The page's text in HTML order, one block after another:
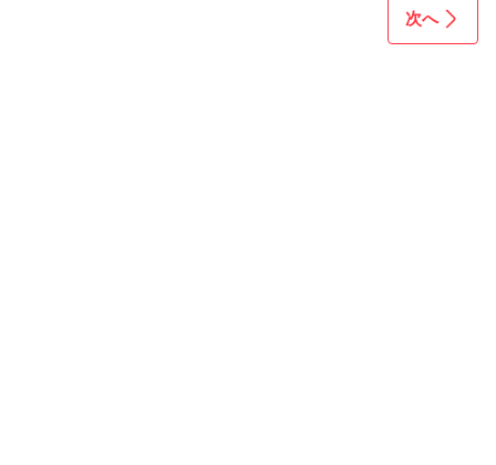
金具 グレー M 0421
次へ